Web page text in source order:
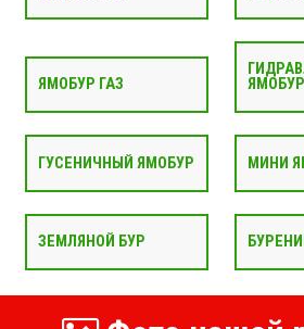
ЯМОБУР ГАЗ
ЯМОБУР
ГУСЕНИЧНЫЙ ЯМОБУР МИНИ
ЗЕМЛЯНОЙ БУР